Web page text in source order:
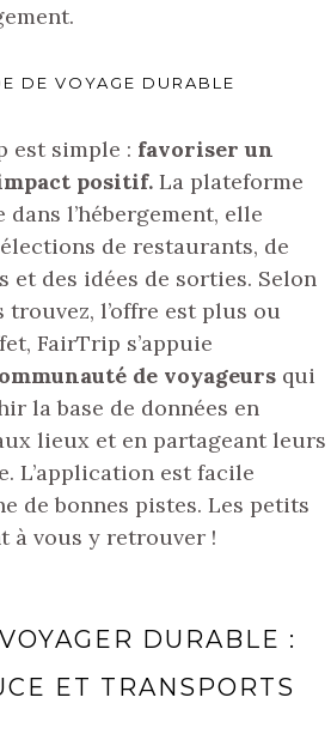
DE VOYAGE DURABLE
est simple : favoriser un
positif. La plateforme
dans l’hébergement, elle
de restaurants, de
et des idées de sorties. Selon
l’offre est plus ou
FairTrip s’appuie
de voyageurs qui
la base de données en
lieux et en partageant leurs
L’application est facile
de bonnes pistes. Les petits
à vous y retrouver !
DURABLE :
ET TRANSPORTS